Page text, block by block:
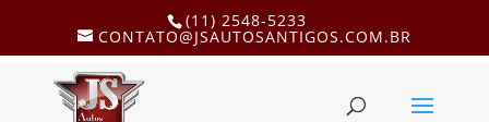
(11) 2548-5233
CONTATO@JSAUTOSANTIGOS.COM.BR